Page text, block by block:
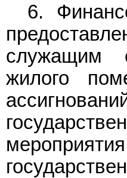
6.
служащим
жилого